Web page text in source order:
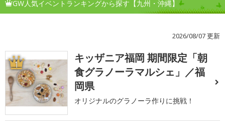
GW人気イベントランキングから探す【九州・沖縄】
2026/08/07 更新
1
キッザニア福岡 期間限定「朝
食グラノーラマルシェ」／福
岡県
オリジナルのグラノーラ作りに挑戦！